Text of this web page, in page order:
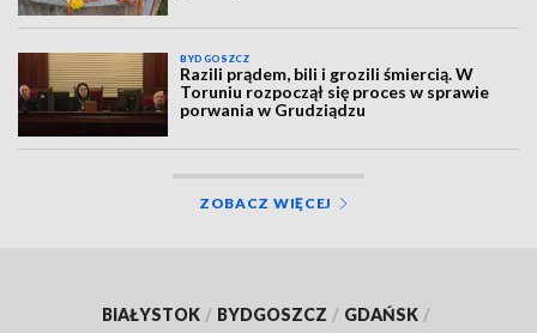
BYDGOSZCZ
Razili prądem, bili i grozili śmiercią. W
Toruniu rozpoczął się proces w sprawie
porwania w Grudziądzu
ZOBACZ WIĘCEJ
BIAŁYSTOK / BYDGOSZCZ / GDAŃSK /